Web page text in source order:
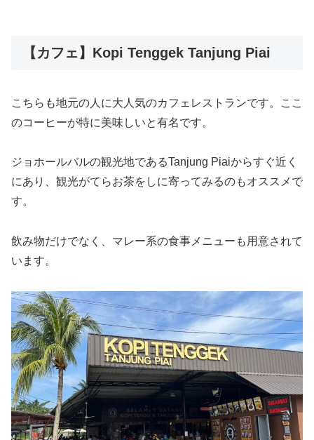
【カフェ】Kopi Tenggek Tanjung Piai
こちらも地元の人に大人気のカフェレストランです。ここ
のコーヒーが特に美味しいと有名です。
ジョホールバルの観光地であるTanjung Piaiからすぐ近く
にあり、観光がてらお茶をしに寄ってみるのもオススメで
す。
飲み物だけでなく、マレー系の食事メニューも用意されて
います。